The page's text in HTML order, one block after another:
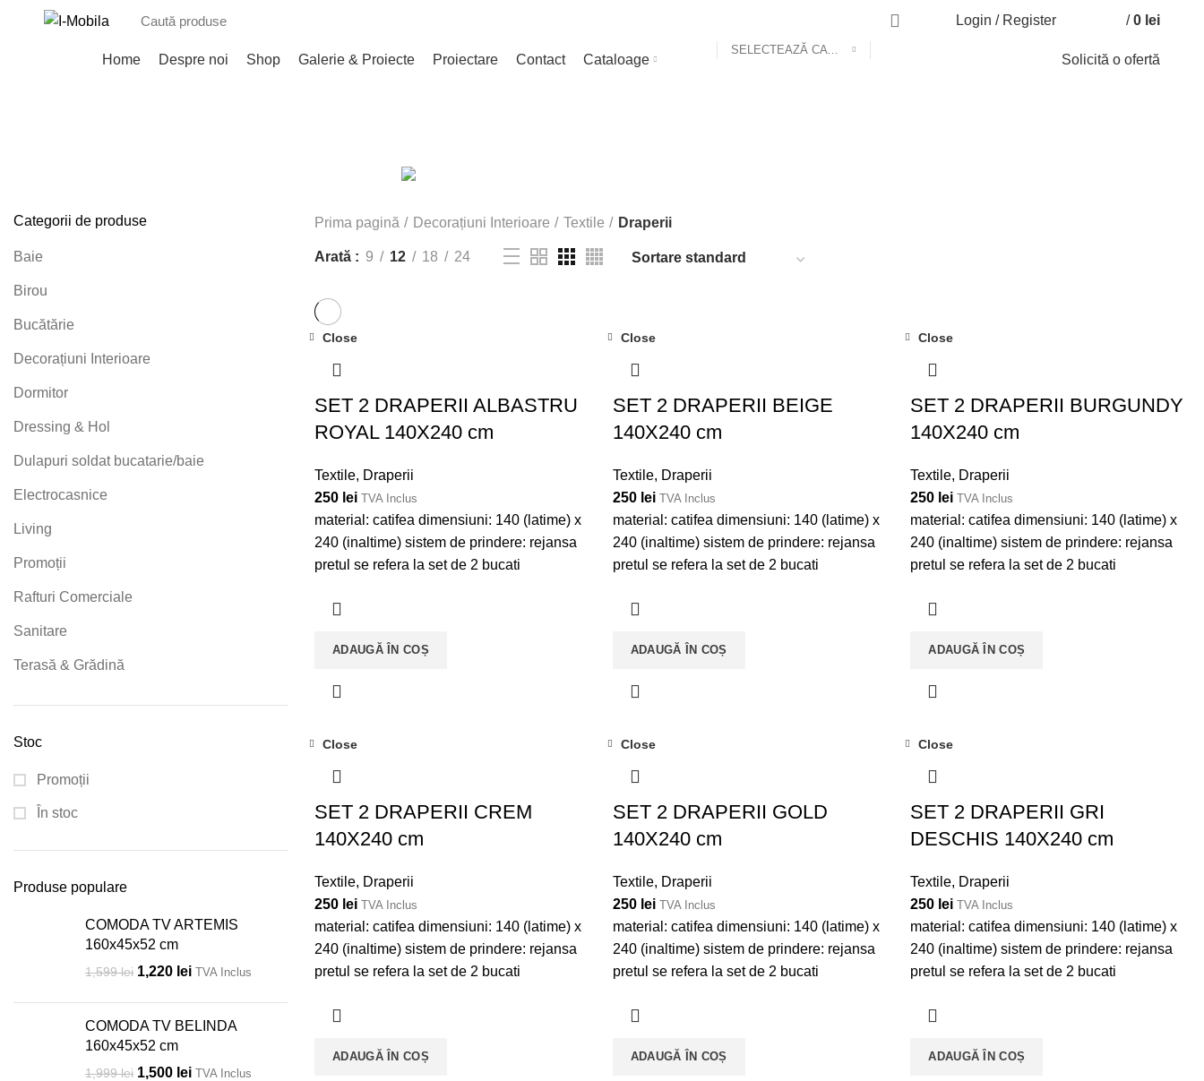
SELECTEAZĂ CATEGORIA
Login / Register / 0 lei
Home Despre noi Shop Galerie & Proiecte Proiectare Contact Cataloage Solicită o ofertă
Categorii de produse
Baie
Birou
Bucătărie
Decorațiuni Interioare
Dormitor
Dressing & Hol
Dulapuri soldat bucatarie/baie
Electrocasnice
Living
Promoții
Rafturi Comerciale
Sanitare
Terasă & Grădină
Stoc
Promoții
În stoc
Produse populare
COMODA TV ARTEMIS
160x45x52 cm
1,599lei 1,220 lei TVA Inclus
COMODA TV BELINDA
160x45x52 cm
1,999lei 1,500 lei TVA Inclus
Prima pagină Decorațiuni Interioare Textile Draperii
Arată 9 12 18 24
Close
SET 2 DRAPERII ALBASTRU
ROYAL 140X240 cm
Textile, Draperii
250 lei TVA Inclus
material: catifea dimensiuni: 140 (latime) x
240 (inaltime) sistem de prindere: rejansa
pretul se refera la set de 2 bucati
ADAUGĂ ÎN COȘ
Close
SET 2 DRAPERII BEIGE
140X240 cm
Textile, Draperii
250 lei TVA Inclus
material: catifea dimensiuni: 140 (latime) x
240 (inaltime) sistem de prindere: rejansa
pretul se refera la set de 2 bucati
ADAUGĂ ÎN COȘ
Close
SET 2 DRAPERII BURGUNDY
140X240 cm
Textile, Draperii
250 lei TVA Inclus
material: catifea dimensiuni: 140 (latime) x
240 (inaltime) sistem de prindere: rejansa
pretul se refera la set de 2 bucati
ADAUGĂ ÎN COȘ
Close
SET 2 DRAPERII CREM
140X240 cm
Textile, Draperii
250 lei TVA Inclus
material: catifea dimensiuni: 140 (latime) x
240 (inaltime) sistem de prindere: rejansa
pretul se refera la set de 2 bucati
ADAUGĂ ÎN COȘ
Close
SET 2 DRAPERII GOLD
140X240 cm
Textile, Draperii
250 lei TVA Inclus
material: catifea dimensiuni: 140 (latime) x
240 (inaltime) sistem de prindere: rejansa
pretul se refera la set de 2 bucati
ADAUGĂ ÎN COȘ
Close
SET 2 DRAPERII GRI
DESCHIS 140X240 cm
Textile, Draperii
250 lei TVA Inclus
material: catifea dimensiuni: 140 (latime) x
240 (inaltime) sistem de prindere: rejansa
pretul se refera la set de 2 bucati
ADAUGĂ ÎN COȘ